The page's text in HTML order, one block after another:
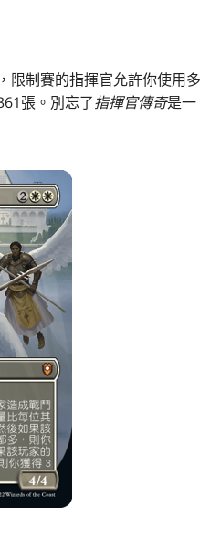
限制賽的指揮官允許你使用多
張。別忘了指揮官傳奇是一